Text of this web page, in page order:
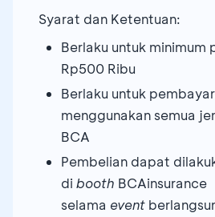
Syarat dan Ketentuan:
Berlaku untuk minimum
Rp500 Ribu
Berlaku untuk
menggunakan semua
BCA
Pembelian dapat
di booth BCAinsurance
selama event